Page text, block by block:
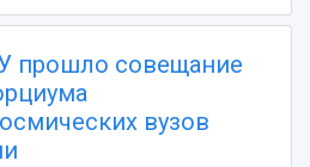
прошло совещание
вузов